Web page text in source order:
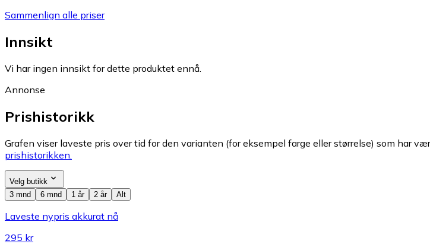
Sammenlign alle priser
Innsikt
Vi har ingen innsikt for dette produktet ennå.
Annonse
Prishistorikk
Grafen viser laveste pris over tid for den varianten (for eksempel farge eller størrelse) som har
prishistorikken.
Velg butikk
3 mnd
6 mnd 1 år 2 år Alt
Laveste nypris akkurat nå
295 kr